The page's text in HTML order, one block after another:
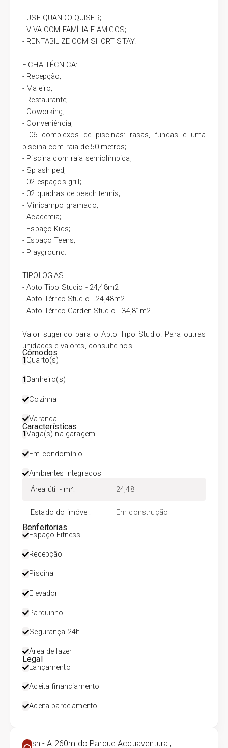
- USE QUANDO QUISER;
- VIVA COM FAMÍLIA E AMIGOS;
- RENTABILIZE COM SHORT STAY.
FICHA TÉCNICA:
- Recepção;
- Maleiro;
- Restaurante;
- Coworking;
- Conveniência;
- 06 complexos de piscinas: rasas, fundas e uma
piscina com raia de 50 metros;
- Piscina com raia semiolímpica;
- Splash ped;
- 02 espaços grill;
- 02 quadras de beach tennis;
- Minicampo gramado;
- Academia;
- Espaço Kids;
- Espaço Teens;
- Playground.
TIPOLOGIAS:
- Apto Tipo Studio - 24,48m2
- Apto Térreo Studio - 24,48m2
- Apto Térreo Garden Studio - 34,81m2
Valor sugerido para o Apto Tipo Studio. Para outras
unidades e valores, consulte-nos.
Cômodos
1Quarto(s)
1Banheiro(s)
Cozinha
Varanda
Características
1Vaga(s) na garagem
Em condomínio
Ambientes integrados
Área útil - m²: 24,48
Estado do imóvel : Em construção
Benfeitorias
Espaço Fitness
Recepção
Piscina
Elevador
Parquinho
Segurança 24h
Área de lazer
Legal
Lançamento
Aceita financiamento
Aceita parcelamento
sn - A 260m do Parque Acquaventura ,